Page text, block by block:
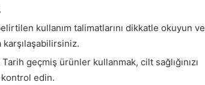
kullanım talimatlarını dikkatle okuyun ve
Tarih geçmiş ürünler kullanmak, cilt sağlığınızı
edin.